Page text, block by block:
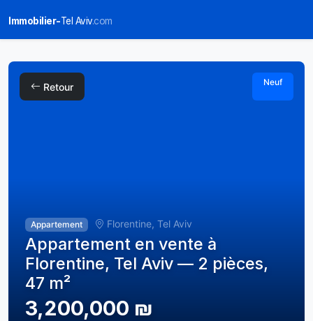
Immobilier-Tel Aviv.com
Retour Neuf
Appartement Florentine, Tel Aviv
Appartement en vente à
Florentine, Tel Aviv — 2 pièces,
47 m²
3,200,000 ₪